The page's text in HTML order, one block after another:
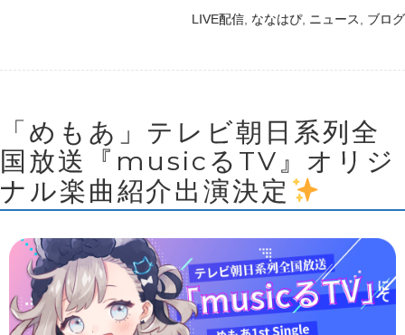
LIVE配信 ななはぴ, ニュース ブログ
「めもあ」テレビ朝日系列全
国放送『musicるTV』オリジ
ナル楽曲紹介出演決定